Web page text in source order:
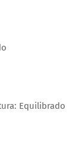
Equilibrado